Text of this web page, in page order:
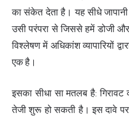
का संकेत देता है। यह सीधे
उसी परंपरा से जिससे हमें डोजी
विश्लेषण में अधिकांश व्यापारियों
एक है।
इसका सीधा सा मतलब है:
तेजी शुरू हो सकती है। इस दावे